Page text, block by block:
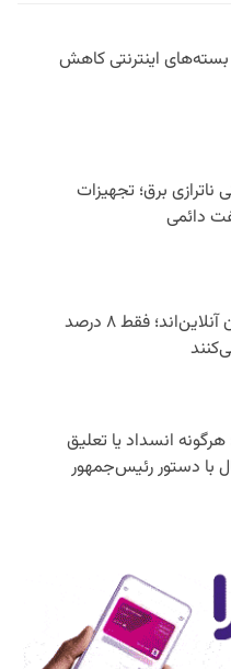
اینترنتی کاهش
ناترازی برق؛ تجهیزات
دائمی
۷۵ درصد کودکان آنلاین‌اند؛ فقط ۸ درصد
انسداد یا تعلیق
با دستور رئیس‌جمهور